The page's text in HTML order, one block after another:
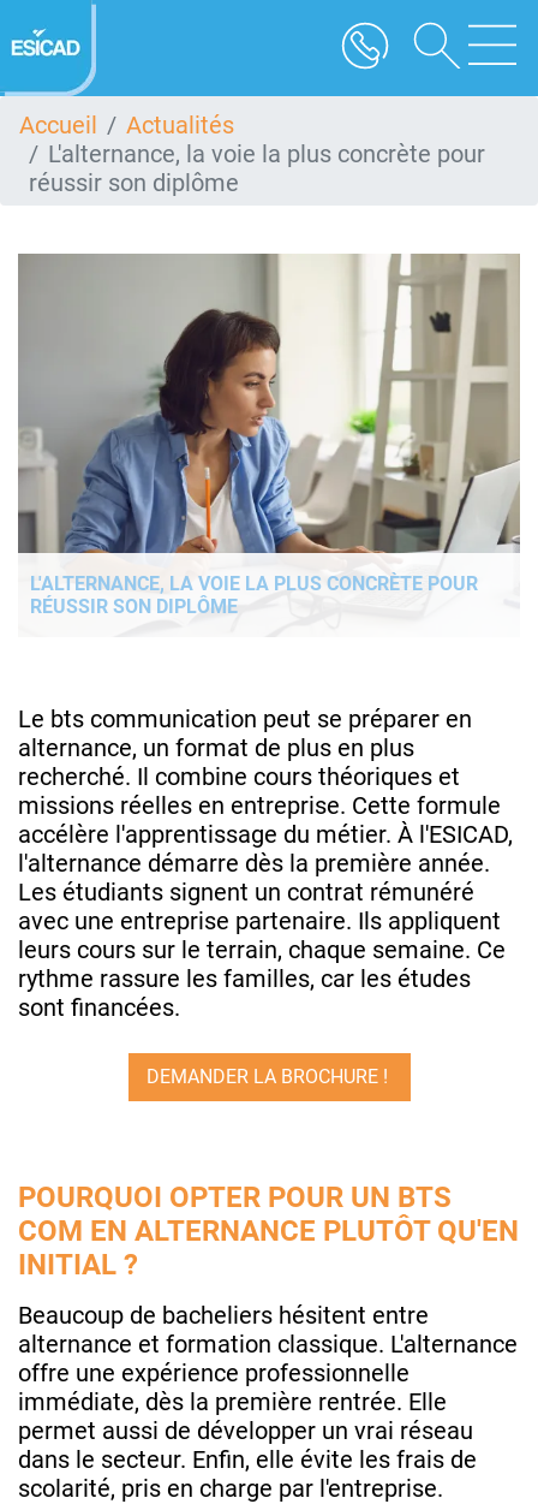
au
contenu
Accueil
Actualités
L'alternance, la voie la plus concrète pour
réussir son diplôme
L'ALTERNANCE, LA VOIE LA PLUS CONCRÈTE POUR
RÉUSSIR SON DIPLÔME
Le bts communication peut se préparer en
alternance, un format de plus en plus
recherché. Il combine cours théoriques et
missions réelles en entreprise. Cette formule
accélère l'apprentissage du métier. À l'ESICAD,
l'alternance démarre dès la première année.
Les étudiants signent un contrat rémunéré
avec une entreprise partenaire. Ils appliquent
leurs cours sur le terrain, chaque semaine. Ce
rythme rassure les familles, car les études
sont financées.
DEMANDER LA BROCHURE !
POURQUOI OPTER POUR UN BTS
COM EN ALTERNANCE PLUTÔT QU'EN
INITIAL ?
Beaucoup de bacheliers hésitent entre
alternance et formation classique. L'alternance
offre une expérience professionnelle
immédiate, dès la première rentrée. Elle
permet aussi de développer un vrai réseau
dans le secteur. Enfin, elle évite les frais de
scolarité, pris en charge par l'entreprise.